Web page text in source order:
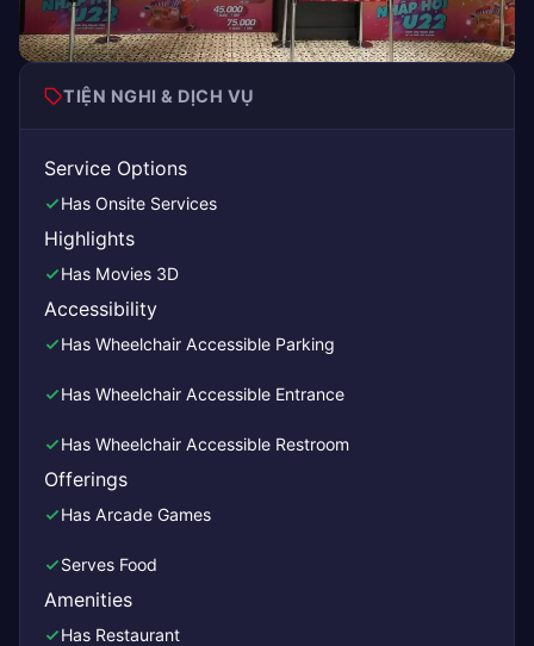
TIỆN NGHI & DỊCH VỤ
Service Options
Has Onsite Services
Highlights
Has Movies 3D
Accessibility
Has Wheelchair Accessible Parking
Has Wheelchair Accessible Entrance
Has Wheelchair Accessible Restroom
Offerings
Has Arcade Games
Serves Food
Amenities
Has Restaurant